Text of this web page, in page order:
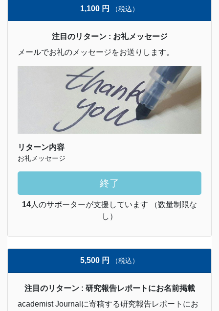
1,100 円 （税込）
注目のリターン : お礼メッセージ
メールでお礼のメッセージをお送りします。
リターン内容
お礼メッセージ
終了
14人のサポーターが支援しています （数量制限な
し）
5,500 円 （税込）
注目のリターン : 研究報告レポートにお名前掲載
academist Journalに寄稿する研究報告レポートにお